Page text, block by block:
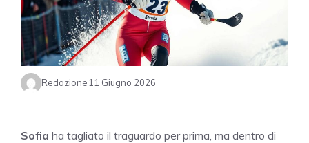
Redazione11 Giugno 2026
Sofia ha tagliato il traguardo per prima, ma dentro di